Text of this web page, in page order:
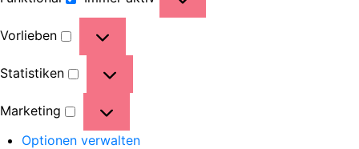
Vorlieben
Statistiken
Marketing
Optionen verwalten